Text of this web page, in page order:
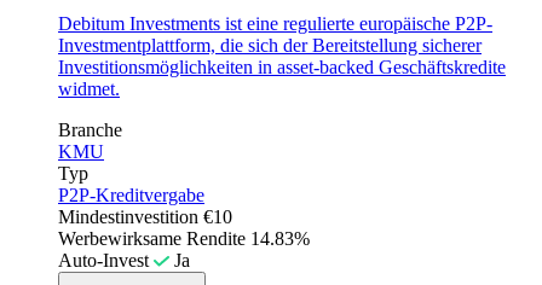
Debitum Investments ist eine regulierte europäische P2P-
Investmentplattform, die sich der Bereitstellung sicherer
Investitionsmöglichkeiten in asset-backed Geschäftskredite
widmet.
Branche
KMU
Typ
P2P-Kreditvergabe
Mindestinvestition €10
Werbewirksame Rendite 14.83%
Auto-Invest
Ja